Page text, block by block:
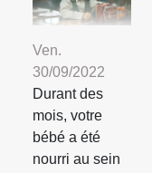
Ven.
30/09/2022
Durant des
mois, votre
bébé a été
nourri au sein